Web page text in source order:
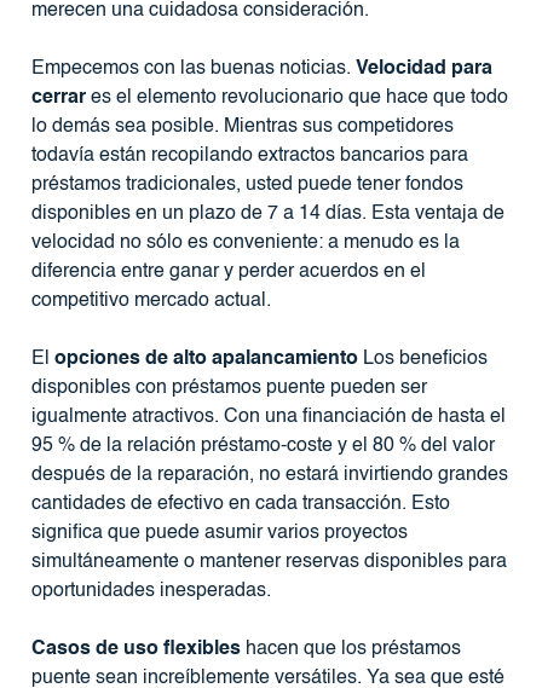
merecen una cuidadosa consideración.
Empecemos con las buenas noticias. Velocidad para
cerrares el elemento revolucionario que hace que todo
lo demás sea posible. Mientras sus competidores
todavía están recopilando extractos bancarios para
préstamos tradicionales, usted puede tener fondos
disponibles en un plazo de 7 a 14 días. Esta ventaja de
velocidad no sólo es conveniente: a menudo es la
diferencia entre ganar y perder acuerdos en el
competitivo mercado actual.
El opciones de alto apalancamientoLos beneficios
disponibles con préstamos puente pueden ser
igualmente atractivos. Con una financiación de hasta el
95 % de la relación préstamo-coste y el 80 % del valor
después de la reparación, no estará invirtiendo grandes
cantidades de efectivo en cada transacción. Esto
significa que puede asumir varios proyectos
simultáneamente o mantener reservas disponibles para
oportunidades inesperadas.
Casos de uso flexibleshacen que los préstamos
puente sean increíblemente versátiles. Ya sea que esté